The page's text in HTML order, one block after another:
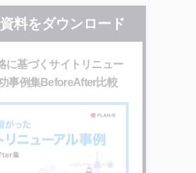
料をダウンロード
に基づくサイトリニュー
事例集BeforeAfter比較